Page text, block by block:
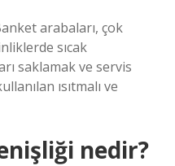
arabaları, çok
sıcak
saklamak ve servis
ısıtmalı ve
nedir?